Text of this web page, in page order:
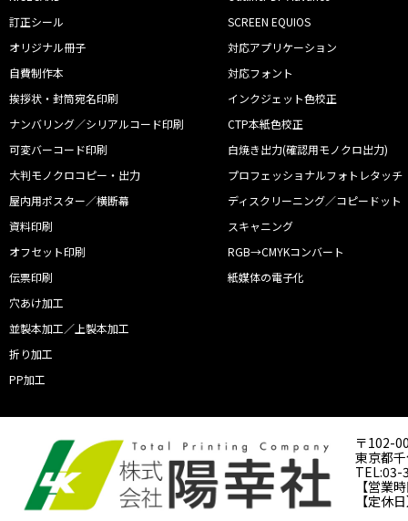
訂正シール
オリジナル冊子
自費制作本
挨拶状・封筒宛名印刷
ナンバリング／シリアルコード印刷
可変バーコード印刷
大判モノクロコピー・出力
屋内用ポスター／横断幕
資料印刷
オフセット印刷
伝票印刷
穴あけ加工
並製本加工／上製本加工
折り加工
PP加工
SCREEN EQUIOS
対応アプリケーション
対応フォント
インクジェット色校正
CTP本紙色校正
白焼き出力(確認用モノクロ出力)
プロフェッショナルフォトレタッチ
ディスクリーニング／コピードット
スキャニング
RGB→CMYKコンバート
紙媒体の電子化
〒102-
東京都
TEL:03-
【営業
【定休